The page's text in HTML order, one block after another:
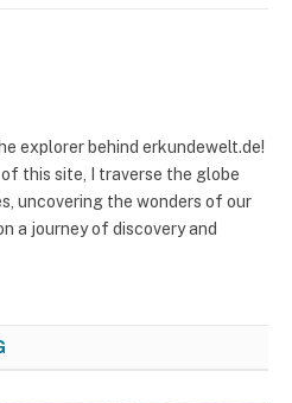
explorer behind erkundewelt.de!
this site, I traverse the globe
uncovering the wonders of our
a journey of discovery and